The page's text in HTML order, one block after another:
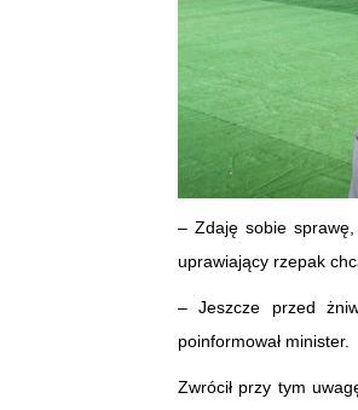
– Zdaję sobie
uprawiający rzepak
– Jeszcze przed
poinformował minister.
Zwrócił przy tym